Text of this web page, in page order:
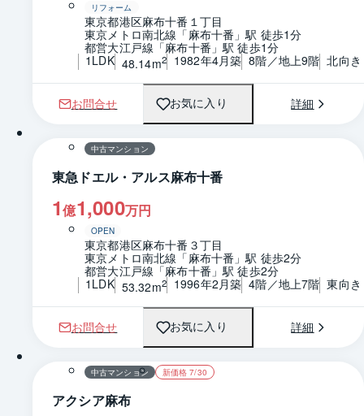
リフォーム
東京都港区麻布十番１丁目
東京メトロ南北線「麻布十番」駅 徒歩1分
都営大江戸線「麻布十番」駅 徒歩1分
1LDK 48.14m2 1982年4月築 8階／地上9階 北向き
お問合せ お気に入り 詳細
1 / 0 間取り
中古マンション
東急ドエル・アルス麻布十番
1億1,000万円
OPEN
東京都港区麻布十番３丁目
東京メトロ南北線「麻布十番」駅 徒歩2分
都営大江戸線「麻布十番」駅 徒歩2分
1LDK 53.32m2 1996年2月築 4階／地上7階 東向き
お問合せ お気に入り 詳細
1 / 0 間取り
中古マンション 新価格 7/30
アクシア麻布